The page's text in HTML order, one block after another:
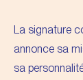
La signature
annonce sa
sa